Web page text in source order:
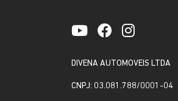
DIVENA AUTOMOVEIS LTDA
CNPJ: 03.081.788/0001-04